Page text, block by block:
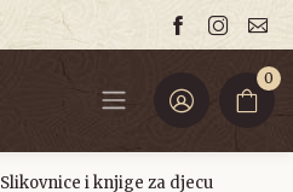
0
Slikovnice i knjige za djecu